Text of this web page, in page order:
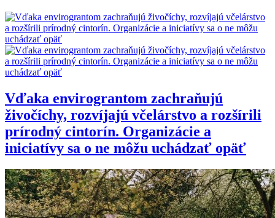
Vďaka envirograntom zachraňujú
živočíchy, rozvíjajú včelárstvo a rozšírili
prírodný cintorín. Organizácie a
iniciatívy sa o ne môžu uchádzať opäť